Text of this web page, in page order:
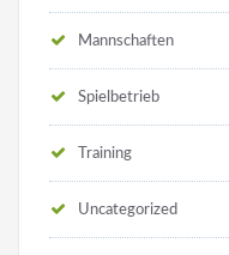
Mannschaften
Spielbetrieb
Training
Uncategorized